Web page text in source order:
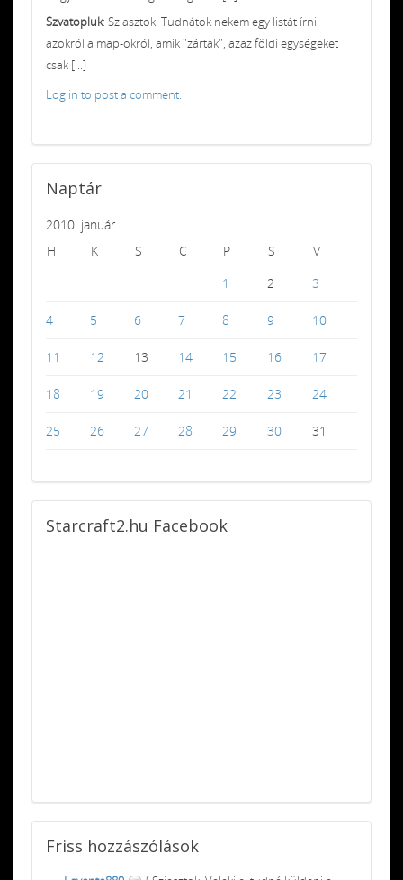
Szvatopluk: Sziasztok! Tudnátok nekem egy listát írni
azokról a map-okról, amik "zártak", azaz földi egységeket
csak [...]
Log in to post a comment.
Naptár
2010. január
H
K S C P S
V
1
2 3
4 5 6 7 8 9 10
11 12 13 14 15 16 17
18 19 20 21 22 23 24
25 26 27 28 29 30 31
Starcraft2.hu Facebook
Friss hozzászólások